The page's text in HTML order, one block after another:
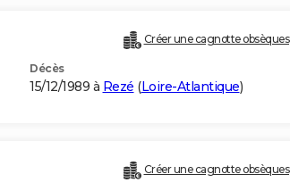
Créer une cagnotte obsèques
Décès
15/12/1989 à Rezé (Loire-Atlantique)
Créer une cagnotte obsèques